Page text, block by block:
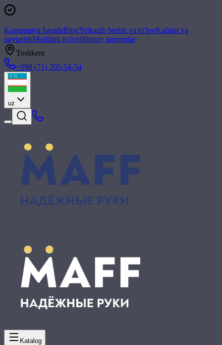
Kompaniya haqidaBlogYetkazib berish va to'lovKafolat va
qaytarishMuddatli to'lovIjtimoiy tarmoqlar
Toshkent
+998 (71) 205-54-54
uz
Katalog